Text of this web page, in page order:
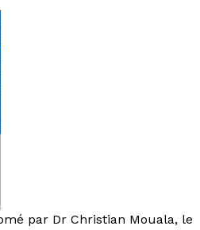
par Dr Christian Mouala, le